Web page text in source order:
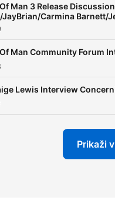
Man 3 Release
JayBrian/Carmina Barnett/
Man Community Forum
Lewis Interview
Prikaži